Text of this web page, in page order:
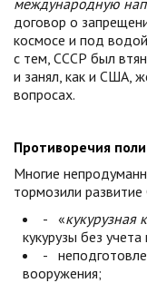
международную
договор о
космосе и под
с тем, СССР был
и занял, как и США,
вопросах.
Противоречия
Многие
тормозили
- «кукурузная
кукурузы без
-
вооружения;